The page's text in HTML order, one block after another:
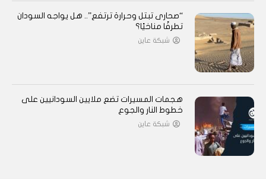
“صحارى تبتل وحرارة ترتفع”.. هل يواجه السودان
تطرفًا مناخيًا؟
شبكة عاين
هجمات المسيرات تضع ملايين السودانيين على
خطوط النار والجوع
شبكة عاين